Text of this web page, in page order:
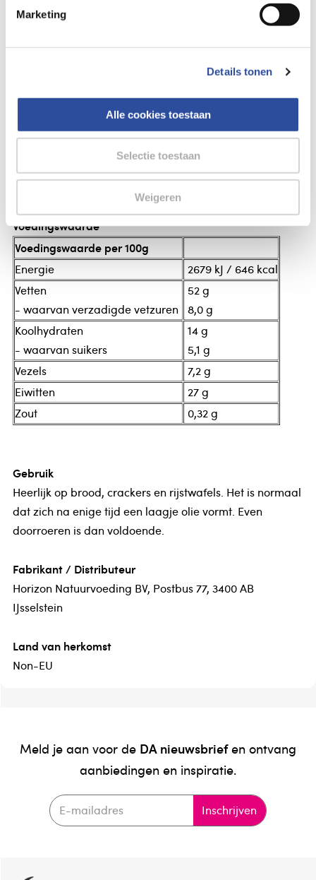
Marketing
Details tonen
Alle cookies toestaan
Selectie toestaan
Weigeren
Monki Pindakaas crunchy met zout eko bio
Monki Biologische pindakaas crunchy met zeezout
Geroosterde biologische PINDA"S (99,7%), zeezout
Voedingswaarde
Voedingswaarde per 100g
Energie
2679 kJ / 646 kcal
Vetten
- waarvan verzadigde vetzuren
52 g
8,0 g
Koolhydraten
- waarvan suikers
14 g
5,1 g
Vezels
7,2 g
Eiwitten
27 g
Zout
0,32 g
Gebruik
Heerlijk op brood, crackers en rijstwafels. Het is normaal
dat zich na enige tijd een laagje olie vormt. Even
doorroeren is dan voldoende.
Fabrikant / Distributeur
Horizon Natuurvoeding BV, Postbus 77, 3400 AB
IJsselstein
Land van herkomst
Non-EU
Meld je aan voor de DA nieuwsbriefen ontvang
aanbiedingen en inspiratie.
Inschrijven